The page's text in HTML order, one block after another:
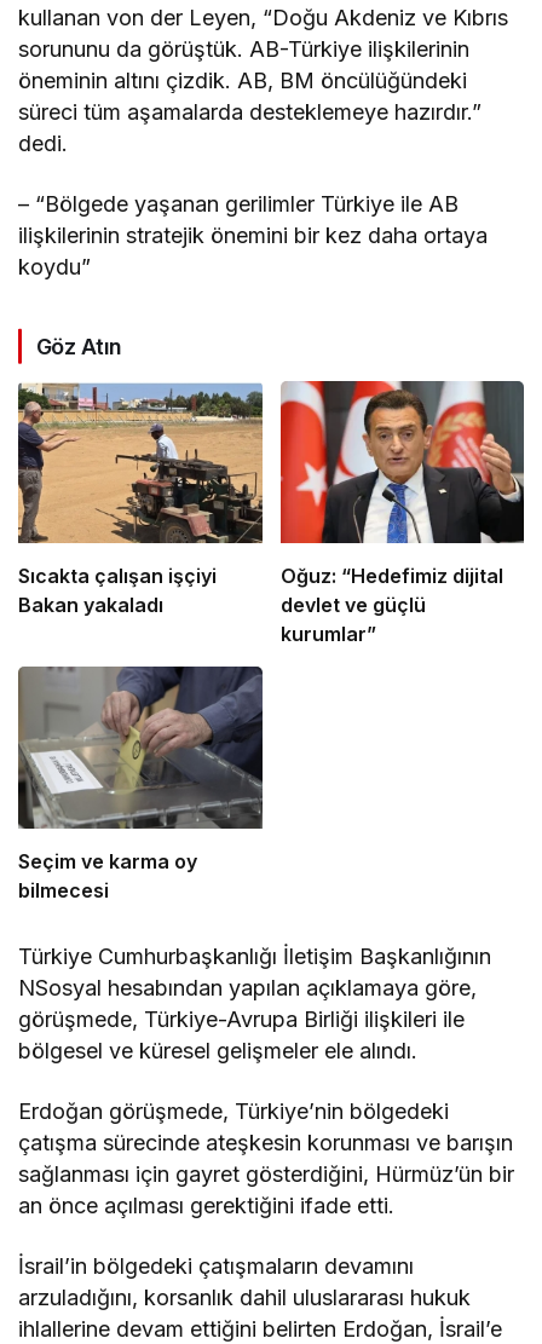
kullanan von der Leyen, “Doğu Akdeniz ve Kıbrıs
sorununu da görüştük. AB-Türkiye ilişkilerinin
öneminin altını çizdik. AB, BM öncülüğündeki
süreci tüm aşamalarda desteklemeye hazırdır.”
dedi.
– “Bölgede yaşanan gerilimler Türkiye ile AB
ilişkilerinin stratejik önemini bir kez daha ortaya
koydu”
Göz Atın
Sıcakta çalışan işçiyi
Bakan yakaladı
Oğuz: “Hedefimiz dijital
devlet ve güçlü
kurumlar”
Seçim ve karma oy
bilmecesi
Türkiye Cumhurbaşkanlığı İletişim Başkanlığının
NSosyal hesabından yapılan açıklamaya göre,
görüşmede, Türkiye-Avrupa Birliği ilişkileri ile
bölgesel ve küresel gelişmeler ele alındı.
Erdoğan görüşmede, Türkiye’nin bölgedeki
çatışma sürecinde ateşkesin korunması ve barışın
sağlanması için gayret gösterdiğini, Hürmüz’ün bir
an önce açılması gerektiğini ifade etti.
İsrail’in bölgedeki çatışmaların devamını
arzuladığını, korsanlık dahil uluslararası hukuk
ihlallerine devam ettiğini belirten Erdoğan, İsrail’e